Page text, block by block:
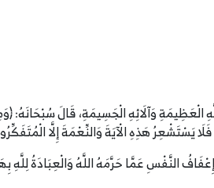
الْعَظِيمَةِ وَآلَائِهِ الْجَسِيمَةِ، قَالَ